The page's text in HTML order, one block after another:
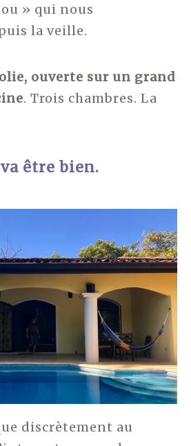
» qui nous
la veille.
ouverte sur un grand
. Trois chambres. La
être bien.
discrètement au